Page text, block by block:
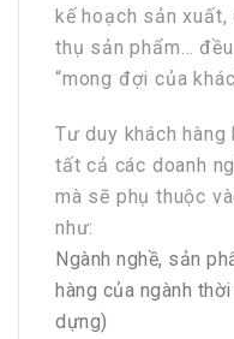
kế hoạch sản
thụ sản phẩm…
“mong đợi của
Tư duy khách
tất cả các doanh
mà sẽ phụ thuộc
như:
Ngành nghề, sản
hàng của ngành
dựng)